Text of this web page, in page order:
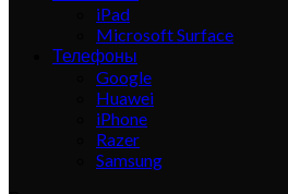
iPad
Microsoft Surface
Телефоны
Google
Huawei
iPhone
Razer
Samsung